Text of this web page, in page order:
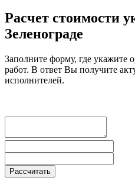
Расчет стоимости
Зеленограде
Заполните форму, где укажите
работ. В ответ Вы получите
исполнителей.